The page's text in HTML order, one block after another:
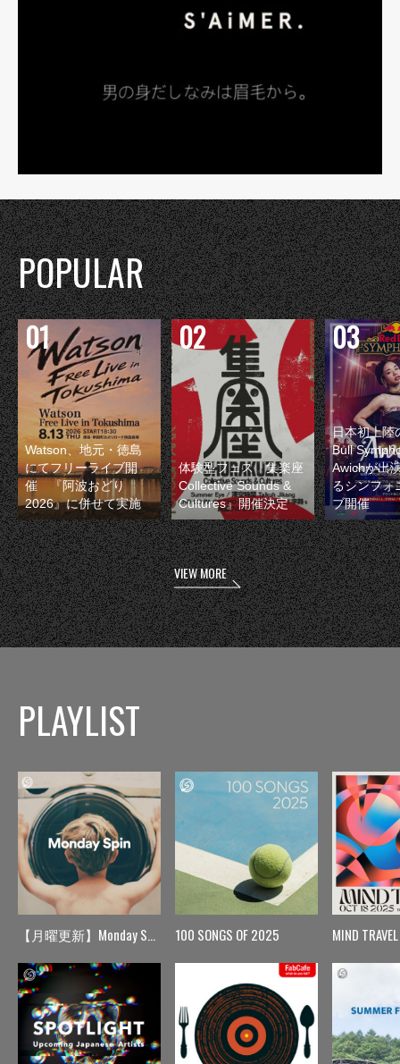
POPULAR
Watson、地元・徳島
にてフリーライブ開
催 『阿波おどり
2026』に併せて実施
体験型フェス『集楽座
Collective Sounds &
Cultures』開催決定
日本初上陸
Bull
Awichが出
るシンフォ
ブ開催
VIEW MORE
PLAYLIST
【月曜更新】Monday Spin 100 SONGS OF 2025 MIND TRAVEL